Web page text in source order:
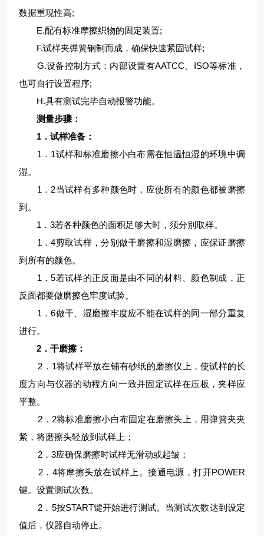
数据重现性高;
E.配有标准摩擦织物的固定装置;
F.试样夹弹簧钢制而成，确保快速紧固试样;
G.设备控制方式：内部设置有AATCC、ISO等标准，
也可自行设置程序;
H.具有测试完毕自动报警功能。
测量步骤：
1．试样准备：
1．1试样和标准磨擦小白布需在恒温恒湿的环境中调
湿。
1．2当试样有多种颜色时，应使所有的颜色都被磨擦
到。
1．3若各种颜色的面积足够大时，须分别取样。
1．4剪取试样，分别做干磨擦和湿磨擦，应保证磨擦
到所有的颜色。
1．5若试样的正反面是由不同的材料、颜色制成，正
反面都要做磨擦色牢度试验。
1．6做干、湿磨擦牢度应不能在试样的同一部分重复
进行。
2．干磨擦：
2．1将试样平放在铺有砂纸的磨擦仪上，使试样的长
度方向与仪器的动程方向一致并固定试样在压板，夹样应
平整。
2．2将标准磨擦小白布固定在磨擦头上，用弹簧夹夹
紧，将磨擦头轻放到试样上；
2．3应确保磨擦时试样无滑动或起皱；
2．4将摩擦头放在试样上。接通电源，打开POWER
键。设置测试次数。
2．5按START键开始进行测试。当测试次数达到设定
值后，仪器自动停止。